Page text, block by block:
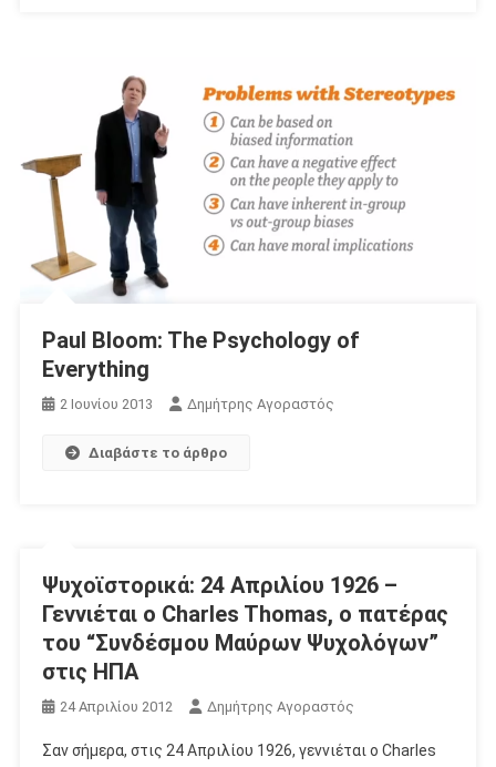
Paul Bloom: The Psychology of
Everything
2 Ιουνίου 2013 Δημήτρης Αγοραστός
Διαβάστε το άρθρο
Ψυχοϊστορικά: 24 Απριλίου 1926 –
Γεννιέται ο Charles Thomas, ο πατέρας
του “Συνδέσμου Μαύρων Ψυχολόγων”
στις ΗΠΑ
24 Απριλίου 2012 Δημήτρης Αγοραστός
Σαν σήμερα, στις 24 Απριλίου 1926, γεννιέται ο Charles